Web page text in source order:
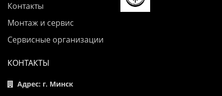
Контакты
Монтаж и сервис
Сервисные организации
КОНТАКТЫ
Адрес: г. Минск